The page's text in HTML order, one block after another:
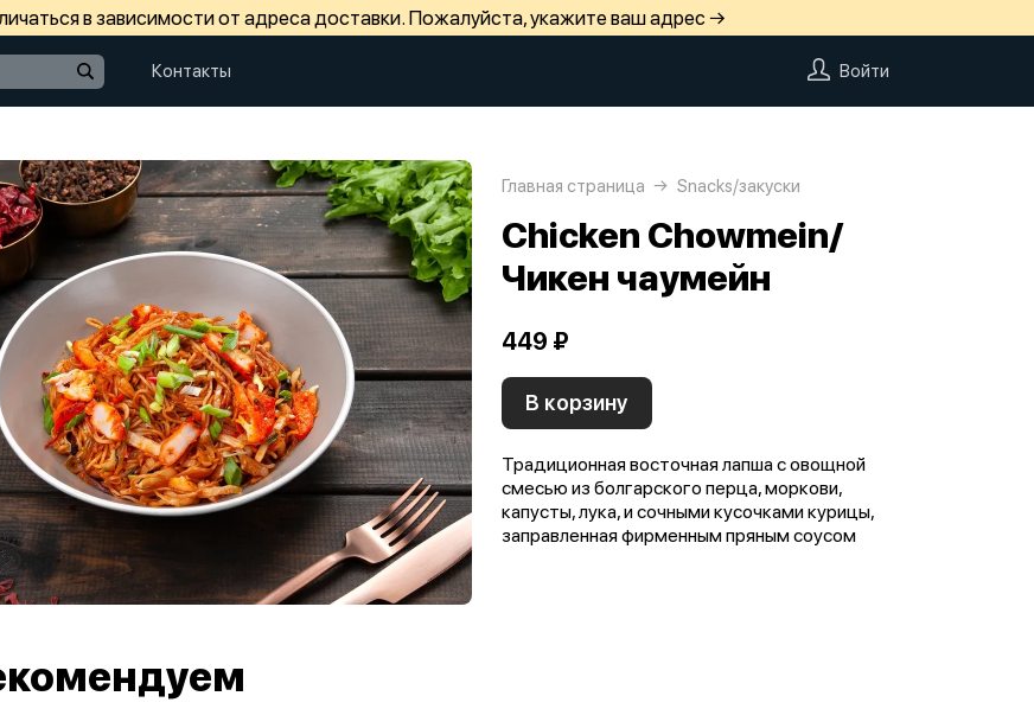
в зависимости от адреса доставки. Пожалуйста, укажите ваш адрес →
Контакты Войти
Главная страница Snacks/закуски
Chicken Chowmein/
Чикен чаумейн
449 ₽
В корзину
Традиционная восточная лапша с овощной
смесью из болгарского перца, моркови,
капусты, лука, и сочными кусочками курицы,
заправленная фирменным пряным соусом